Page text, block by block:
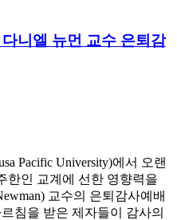
니엘 뉴먼 교수 은퇴감
Pacific University)에서 오랜
한인 교계에 선한 영향력을
교수의 은퇴감사예배
침을 받은 제자들이 감사의